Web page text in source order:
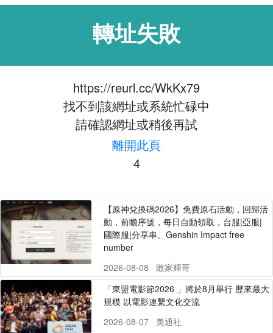
轉址失敗
https://reurl.cc/WkKx79
找不到該網址或系統忙碌中
請確認網址或稍後再試
離開此頁
4
【原神兌換碼2026】免費原石活動，回歸活
動，前瞻序號，每日自動領取，台服|亞服|
國際服|分享串。Genshin Impact free
number
2026-08-08
敗家輝哥
「東盟電影節2026 」將於8月舉行 歷來最大
規模 以電影連繫文化交流
2026-08-07
美通社